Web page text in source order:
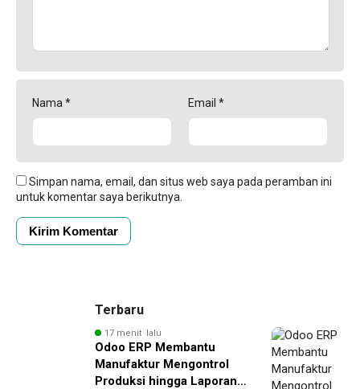
Nama * Email *
Simpan nama, email, dan situs web saya pada peramban ini
untuk komentar saya berikutnya.
Terbaru
17 menit lalu
Odoo ERP Membantu
Manufaktur Mengontrol
Produksi hingga Laporan